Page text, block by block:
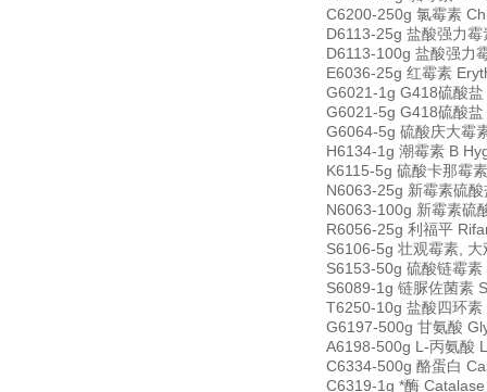
C6200-250g 氯霉素
D6113-25g 盐酸强力
D6113-100g 盐酸强力
E6036-25g 红霉素
G6021-1g G418硫酸
G6021-5g G418硫酸
G6064-5g 硫酸庆大霉
H6134-1g 潮霉素 B
K6115-5g 硫酸卡那霉
N6063-25g 新霉素硫
N6063-100g 新霉素硫
R6056-25g 利福平
S6106-5g 壮观霉素,
S6153-50g 硫酸链霉
S6089-1g 链脲佐菌素
T6250-10g 盐酸四环
G6197-500g 甘氨酸
A6198-500g L-丙氨酸
C6334-500g 酪蛋白
C6319-1g *酶